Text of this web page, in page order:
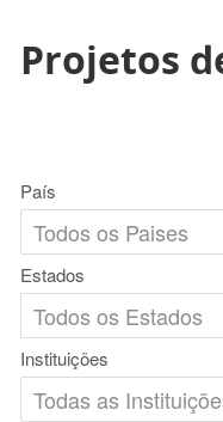
Projetos
País
Estados
Instituições